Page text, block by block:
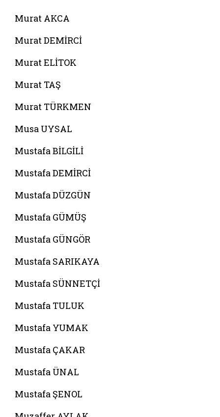
Murat AKCA
Murat DEMİRCİ
Murat ELİTOK
Murat TAŞ
Murat TÜRKMEN
Musa UYSAL
Mustafa BİLGİLİ
Mustafa DEMİRCİ
Mustafa DÜZGÜN
Mustafa GÜMÜŞ
Mustafa GÜNGÖR
Mustafa SARIKAYA
Mustafa SÜNNETÇİ
Mustafa TULUK
Mustafa YUMAK
Mustafa ÇAKAR
Mustafa ÜNAL
Mustafa ŞENOL